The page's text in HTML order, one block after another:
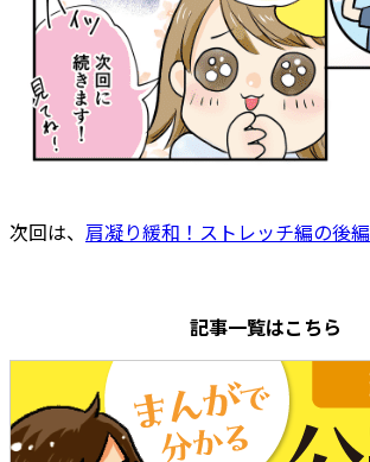
次回は、 肩凝り緩和！ストレッチ編の後編
記事一覧はこちら